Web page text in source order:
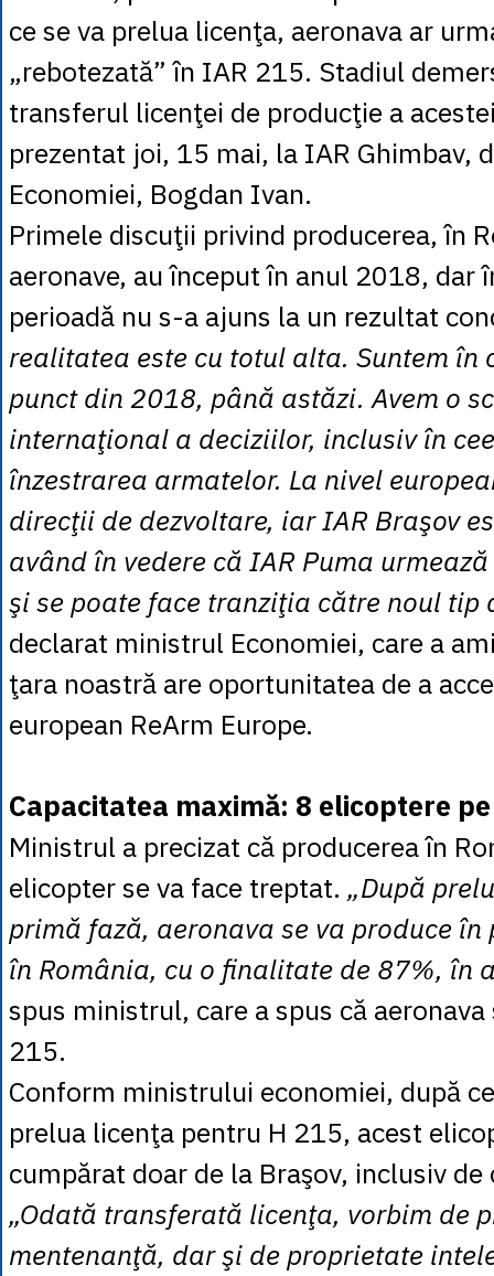
ce se va prelua licenţa, aeronava ar
„rebotezată” în IAR 215. Stadiul
transferul licenţei de producţie a
prezentat joi, 15 mai, la IAR Ghimbav,
Economiei, Bogdan Ivan.
Primele discuţii privind producerea, în
aeronave, au început în anul 2018, dar
perioadă nu s-a ajuns la un rezultat
realitatea este cu totul alta. Suntem în
punct din 2018, până astăzi. Avem o
internaţional a deciziilor, inclusiv în
înzestrarea armatelor. La nivel
direcţii de dezvoltare, iar IAR Braşov
având în vedere că IAR Puma
şi se poate face tranziţia către noul tip
declarat ministrul Economiei, care a
ţara noastră are oportunitatea de a
european ReArm Europe.
Capacitatea maximă: 8 elicoptere
Ministrul a precizat că producerea în
elicopter se va face treptat. „După
primă fază, aeronava se va produce
în România, cu o finalitate de 87%, în
spus ministrul, care a spus că
215.
Conform ministrului economiei, după
prelua licenţa pentru H 215, acest
cumpărat doar de la Braşov, inclusiv
„Odată transferată licenţa, vorbim de
mentenanţă, dar şi de proprietate